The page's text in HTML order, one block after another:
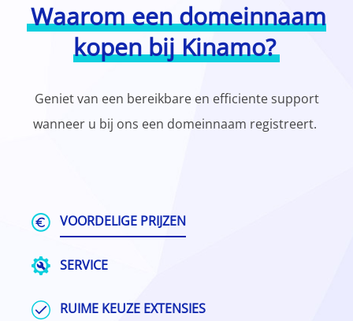
Waarom een domeinnaam
kopen bij Kinamo?
Geniet van een bereikbare en efficiente support
wanneer u bij ons een domeinnaam registreert.
VOORDELIGE PRIJZEN
SERVICE
RUIME KEUZE EXTENSIES